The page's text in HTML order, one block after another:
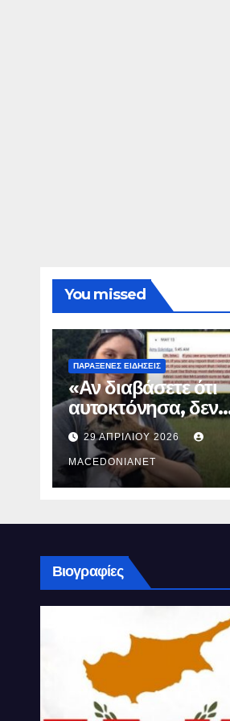
You missed
ΠΑΡΆΞΕΝΕΣ ΕΙΔΉΣΕΙΣ
«Αν διαβάσετε ότι
αυτοκτόνησα, δεν
συνέβη»
29 ΑΠΡΙΛΊΟΥ 2026
MACEDONIANET
Βιογραφίες